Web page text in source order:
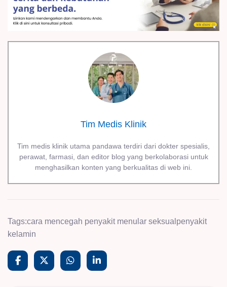
Tim Medis Klinik
Tim medis klinik utama pandawa terdiri dari dokter spesialis,
perawat, farmasi, dan editor blog yang berkolaborasi untuk
menghasilkan konten yang berkualitas di web ini.
Tags:cara mencegah penyakit menular seksual penyakit
kelamin